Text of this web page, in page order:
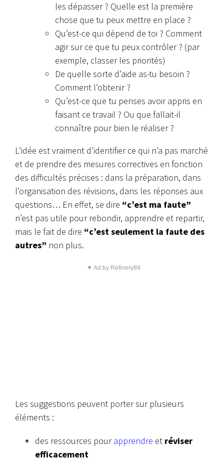
les dépasser ? Quelle est la première
chose que tu peux mettre en place ?
Qu’est-ce qui dépend de toi ? Comment
agir sur ce que tu peux contrôler ? (par
exemple, classer les priorités)
De quelle sorte d’aide as-tu besoin ?
Comment l’obtenir ?
Qu’est-ce que tu penses avoir appris en
faisant ce travail ? Ou que fallait-il
connaître pour bien le réaliser ?
L’idée est vraiment d’identifier ce qui n’a pas marché
et de prendre des mesures correctives en fonction
des difficultés précises : dans la préparation, dans
l’organisation des révisions, dans les réponses aux
questions… En effet, se dire “c’est ma faute”
n’est pas utile pour rebondir, apprendre et repartir,
mais le fait de dire “c’est seulement la faute des
autres” non plus.
▼ Ad by Refinery89
Les suggestions peuvent porter sur plusieurs
éléments :
des ressources pourapprendre et réviser
efficacement